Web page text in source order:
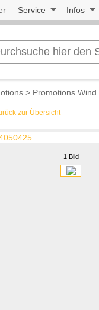
Service Infos
> Promotions Wind
zur Übersicht
1 Bild